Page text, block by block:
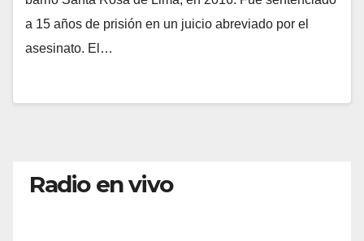
a 15 años de prisión en un juicio abreviado por el
asesinato. El…
Radio en vivo